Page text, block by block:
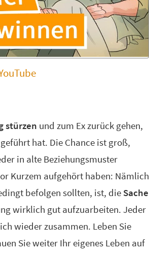
stürzen und zum Ex zurück gehen,
hat. Die Chance ist groß,
in alte Beziehungsmuster
Kurzem aufgehört haben: Nämlich
befolgen sollten, ist, die Sache
wirklich gut aufzuarbeiten. Jeder
wieder zusammen. Leben Sie
Sie weiter Ihr eigenes Leben auf